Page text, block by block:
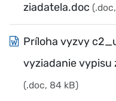
ziadatela.doc
Príloha vyzvy
vyziadanie vypisu
(.doc, 84 kB)